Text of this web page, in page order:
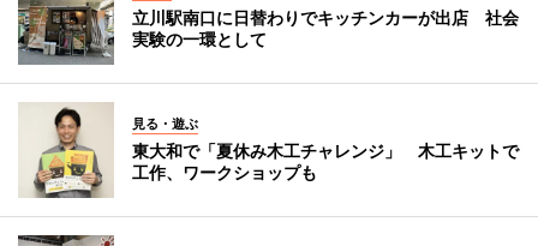
立川駅南口に日替わりでキッチンカーが出店 社会
実験の一環として
見る・遊ぶ
東大和で「夏休み木工チャレンジ」 木工キットで
工作、ワークショップも